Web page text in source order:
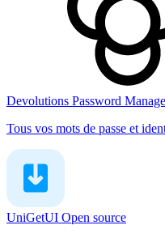
Devolutions Password
Tous vos mots de passe et
UniGetUI Open source